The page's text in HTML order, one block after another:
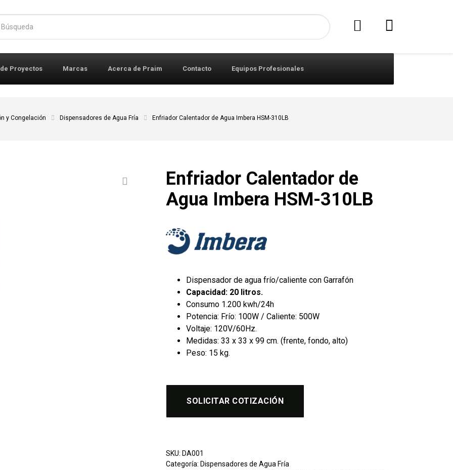
Proyectos Marcas Acerca de Praim Contacto Equipos Profesionales
y Congelación Dispensadores de Agua Fría Enfriador Calentador de Agua Imbera HSM-310LB
Enfriador Calentador de
Agua Imbera HSM-310LB
Dispensador de agua frío/caliente con Garrafón
Capacidad: 20 litros.
Consumo 1.200 kwh/24h
Potencia: Frío: 100W / Caliente: 500W
Voltaje: 120V/60Hz.
Medidas: 33 x 33 x 99 cm. (frente, fondo, alto)
Peso: 15 kg.
SOLICITAR COTIZACIÓN
SKU: DA001
Categoría: Dispensadores de Agua Fría